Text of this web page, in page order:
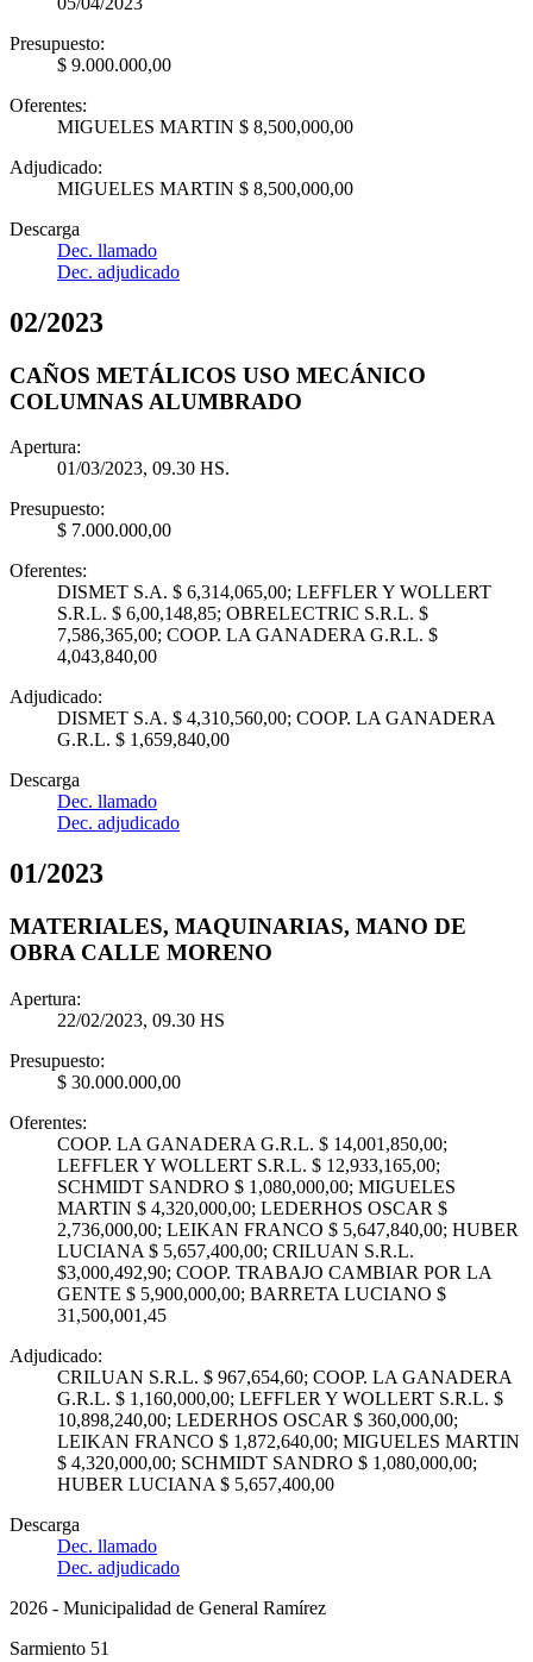
Presupuesto:
$ 9.000.000,00
Oferentes:
MIGUELES MARTIN $ 8,500,000,00
Adjudicado:
MIGUELES MARTIN $ 8,500,000,00
Descarga
Dec. llamado
Dec. adjudicado
02/2023
CAÑOS METÁLICOS USO MECÁNICO
COLUMNAS ALUMBRADO
Apertura:
01/03/2023, 09.30 HS.
Presupuesto:
$ 7.000.000,00
Oferentes:
DISMET S.A. $ 6,314,065,00; LEFFLER Y WOLLERT
S.R.L. $ 6,00,148,85; OBRELECTRIC S.R.L. $
7,586,365,00; COOP. LA GANADERA G.R.L. $
4,043,840,00
Adjudicado:
DISMET S.A. $ 4,310,560,00; COOP. LA GANADERA
G.R.L. $ 1,659,840,00
Descarga
Dec. llamado
Dec. adjudicado
01/2023
MATERIALES, MAQUINARIAS, MANO DE
OBRA CALLE MORENO
Apertura:
22/02/2023, 09.30 HS
Presupuesto:
$ 30.000.000,00
Oferentes:
COOP. LA GANADERA G.R.L. $ 14,001,850,00;
LEFFLER Y WOLLERT S.R.L. $ 12,933,165,00;
SCHMIDT SANDRO $ 1,080,000,00; MIGUELES
MARTIN $ 4,320,000,00; LEDERHOS OSCAR $
2,736,000,00; LEIKAN FRANCO $ 5,647,840,00; HUBER
LUCIANA $ 5,657,400,00; CRILUAN S.R.L.
$3,000,492,90; COOP. TRABAJO CAMBIAR POR LA
GENTE $ 5,900,000,00; BARRETA LUCIANO $
31,500,001,45
Adjudicado:
CRILUAN S.R.L. $ 967,654,60; COOP. LA GANADERA
G.R.L. $ 1,160,000,00; LEFFLER Y WOLLERT S.R.L. $
10,898,240,00; LEDERHOS OSCAR $ 360,000,00;
LEIKAN FRANCO $ 1,872,640,00; MIGUELES MARTIN
$ 4,320,000,00; SCHMIDT SANDRO $ 1,080,000,00;
HUBER LUCIANA $ 5,657,400,00
Descarga
Dec. llamado
Dec. adjudicado
2026 - Municipalidad de General Ramírez
Sarmiento 51